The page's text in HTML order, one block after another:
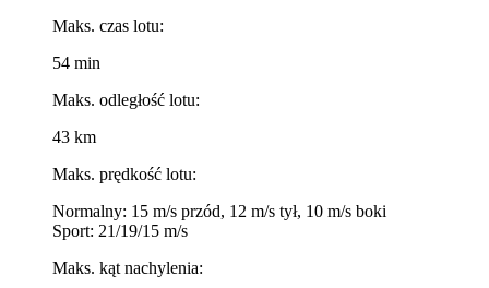
Maks. czas lotu:
54 min
Maks. odległość lotu:
43 km
Maks. prędkość lotu:
Normalny: 15 m/s przód, 12 m/s tył, 10 m/s boki
Sport: 21/19/15 m/s
Maks. kąt nachylenia: